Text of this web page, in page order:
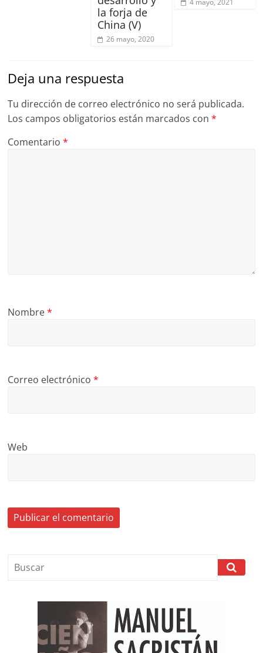
la forja de
China (V)
26 mayo, 2020
Deja una respuesta
Tu dirección de correo electrónico no será publicada.
Los campos obligatorios están marcados con*
Comentario*
Nombre*
Correo electrónico*
Web